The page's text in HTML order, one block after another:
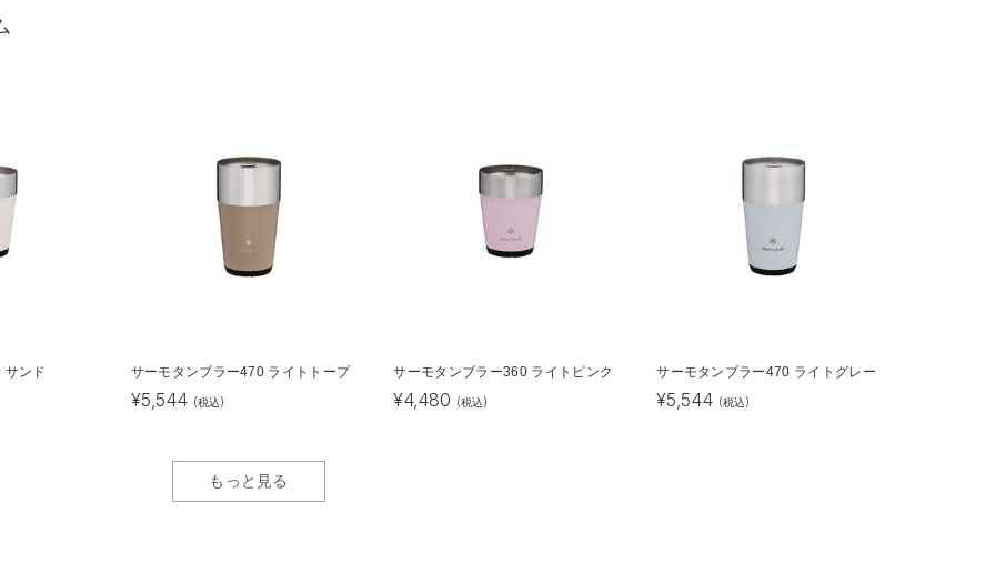
サンド サーモタンブラー470 ライトトープ
¥5,544 (税込)
サーモタンブラー360 ライトピンク
¥4,480 (税込)
サーモタンブラー470 ライトグレー
¥5,544 (税込)
もっと見る